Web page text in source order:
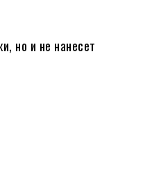
но и не нанесет